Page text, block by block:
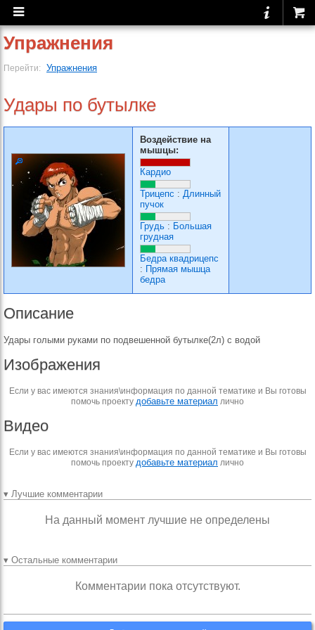
Упражнения
Перейти: Упражнения
Удары по бутылке
Воздействие на
мышцы:
Кардио
Трицепс : Длинный
пучок
Грудь : Большая
грудная
Бедра квадрицепс
: Прямая мышца
бедра
Описание
Удары голыми руками по подвешенной бутылке(2л) с водой
Изображения
Если у вас имеются знания\информация по данной тематике и Вы готовы
помочь проекту добавьте материал лично
Видео
Если у вас имеются знания\информация по данной тематике и Вы готовы
помочь проекту добавьте материал лично
▾ Лучшие комментарии
На данный момент лучшие не определены
▾ Остальные комментарии
Комментарии пока отсутствуют.